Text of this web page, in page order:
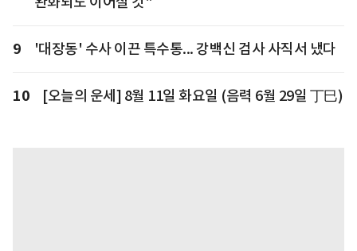
9 '대장동' 수사 이끈 특수통... 강백신 검사 사직서 냈다
10 [오늘의 운세] 8월 11일 화요일 (음력 6월 29일 丁巳)